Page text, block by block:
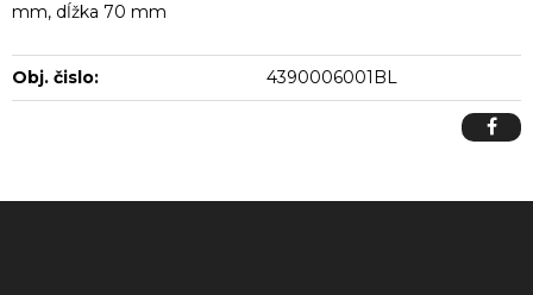
mm, dĺžka 70 mm
Obj. čislo: 4390006001BL